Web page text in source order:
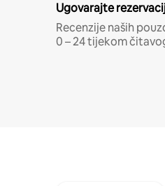
Ugovarajte
Recenzije naših
0 – 24 tijekom